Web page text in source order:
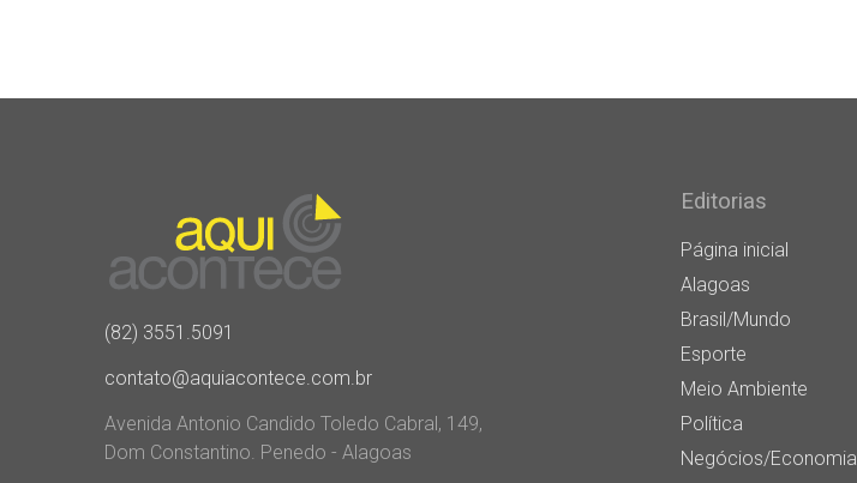
(82) 3551.5091
contato@aquiacontece.com.br
Avenida Antonio Candido Toledo Cabral, 149,
Dom Constantino. Penedo - Alagoas
Editorias
Página inicial
Alagoas
Brasil/Mundo
Esporte
Meio Ambiente
Política
Negócios/Economia